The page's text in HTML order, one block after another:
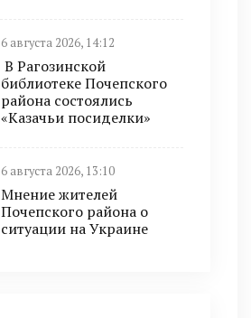
6 августа 2026, 14:12
В Рагозинской
библиотеке Почепского
района состоялись
«Казачьи посиделки»
6 августа 2026, 13:10
Мнение жителей
Почепского района о
ситуации на Украине